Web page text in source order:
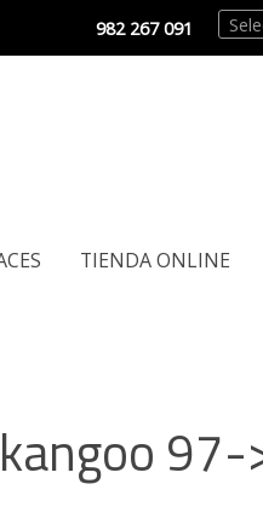
982 267 091
TIENDA ONLINE
97-